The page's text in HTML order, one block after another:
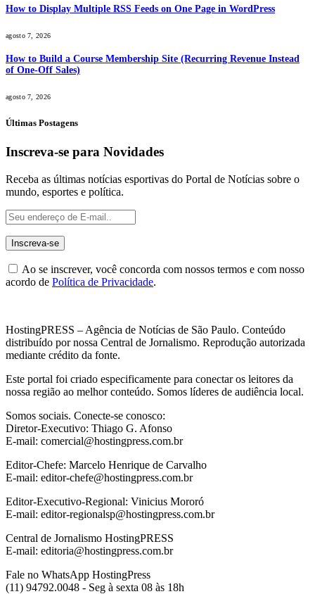
How to Display Multiple RSS Feeds on One Page in WordPress
agosto 7, 2026
How to Build a Course Membership Site (Recurring Revenue Instead
of One-Off Sales)
agosto 7, 2026
Últimas Postagens
Inscreva-se para Novidades
Receba as últimas notícias esportivas do Portal de Notícias sobre o
mundo, esportes e política.
Ao se inscrever, você concorda com nossos termos e com nosso
acordo de Política de Privacidade.
HostingPRESS – Agência de Notícias de São Paulo. Conteúdo
distribuído por nossa Central de Jornalismo. Reprodução autorizada
mediante crédito da fonte.
Este portal foi criado especificamente para conectar os leitores da
nossa região ao melhor conteúdo. Somos líderes de audiência local.
Somos sociais. Conecte-se conosco:
Diretor-Executivo: Thiago G. Afonso
E-mail: comercial@hostingpress.com.br
Editor-Chefe: Marcelo Henrique de Carvalho
E-mail: editor-chefe@hostingpress.com.br
Editor-Executivo-Regional: Vinicius Mororó
E-mail: editor-regionalsp@hostingpress.com.br
Central de Jornalismo HostingPRESS
E-mail: editoria@hostingpress.com.br
Fale no WhatsApp HostingPress
(11) 94792.0048 - Seg à sexta 08 às 18h